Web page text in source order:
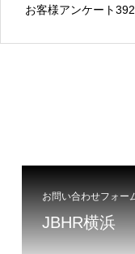
お客様アンケート392
お問い合わせフォー
JBHR横浜